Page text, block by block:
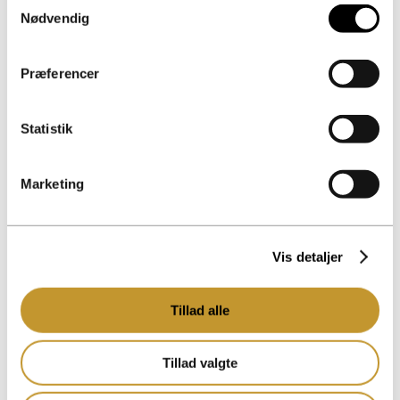
Nødvendig
Præferencer
Statistik
Marketing
Vis detaljer
Tillad alle
Tillad valgte
Kontorer
DK – 8230 Åbyhøj
Trekronergade 126 E